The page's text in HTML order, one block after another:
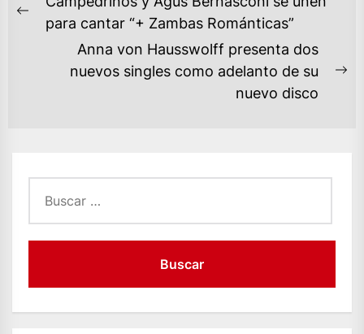
DE
ENTRADAS
Previous
para cantar “+ Zambas Románticas”
Anna von Hausswolff presenta dos
nuevos singles como adelanto de su
nuevo disco